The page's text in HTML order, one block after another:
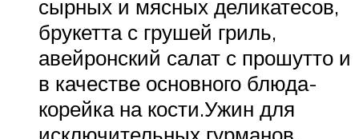
сырных и мясных деликатесов,
брукетта с грушей гриль,
авейронский салат с прошутто и
в качестве основного блюда-
корейка на кости.Ужин для